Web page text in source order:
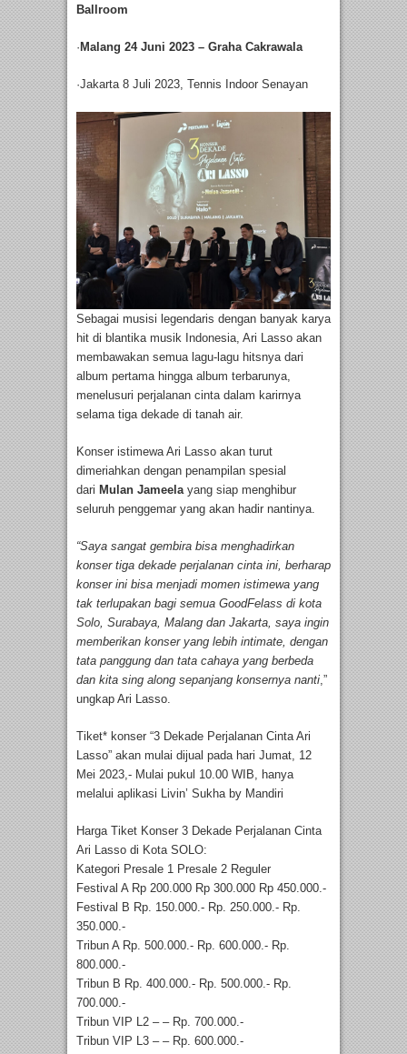
Ballroom
· Malang 24 Juni 2023 – Graha Cakrawala
·Jakarta 8 Juli 2023, Tennis Indoor Senayan
Sebagai musisi legendaris dengan banyak karya
hit di blantika musik Indonesia, Ari Lasso akan
membawakan semua lagu-lagu hitsnya dari
album pertama hingga album terbarunya,
menelusuri perjalanan cinta dalam karirnya
selama tiga dekade di tanah air.
Konser istimewa Ari Lasso akan turut
dimeriahkan dengan penampilan spesial
dari Mulan Jameelayang siap menghibur
seluruh penggemar yang akan hadir nantinya.
“Saya sangat gembira bisa menghadirkan
konser tiga dekade perjalanan cinta ini, berharap
konser ini bisa menjadi momen istimewa yang
tak terlupakan bagi semua GoodFelass di kota
Solo, Surabaya, Malang dan Jakarta, saya ingin
memberikan konser yang lebih intimate, dengan
tata panggung dan tata cahaya yang berbeda
dan kita sing along sepanjang konsernya nanti,”
ungkap Ari Lasso.
Tiket* konser “3 Dekade Perjalanan Cinta Ari
Lasso” akan mulai dijual pada hari Jumat, 12
Mei 2023,- Mulai pukul 10.00 WIB, hanya
melalui aplikasi Livin’ Sukha by Mandiri
Harga Tiket Konser 3 Dekade Perjalanan Cinta
Ari Lasso di Kota SOLO:
Kategori Presale 1 Presale 2 Reguler
Festival A Rp 200.000 Rp 300.000 Rp 450.000.-
Festival B Rp. 150.000.- Rp. 250.000.- Rp.
350.000.-
Tribun A Rp. 500.000.- Rp. 600.000.- Rp.
800.000.-
Tribun B Rp. 400.000.- Rp. 500.000.- Rp.
700.000.-
Tribun VIP L2 – – Rp. 700.000.-
Tribun VIP L3 – – Rp. 600.000.-